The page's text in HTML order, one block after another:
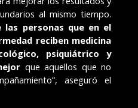
al mismo tiempo.
las personas que en el
reciben medicina
psiquiátrico y
que aquellos que no
aseguró el